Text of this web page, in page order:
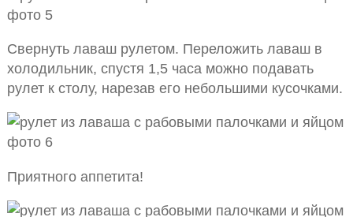
Свернуть лаваш рулетом. Переложить лаваш в
холодильник, спустя 1,5 часа можно подавать
рулет к столу, нарезав его небольшими кусочками.
Приятного аппетита!